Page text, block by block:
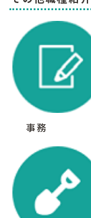
事務